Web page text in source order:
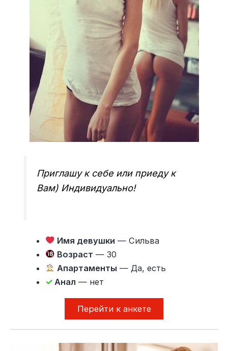
Приглашу к себе или приеду к
Вам) Индивидуально!
Имя девушки — Сильва
Возраст — 30
Апартаменты — Да, есть
✓ Анал — нет
Перейти к анкете